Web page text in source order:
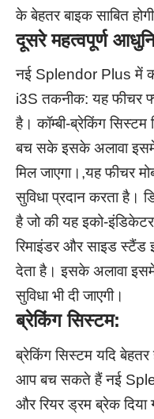
के बेहतर बाइक साबित
दूसरे महत्वपूर्ण
नई Splendor Plus में
i3S तकनीक: यह फीचर
है। कॉम्बी-ब्रेकिंग सिस्टम
बच सके इसके अलावा
मिल जाएगा।,यह फीचर
सुविधा प्रदान करता है।
है जो की यह इको-
रिमाइंडर और साइड स्टैंड
देता है। इसके अलावा
सुविधा भी दी जाएगी।
ब्रेकिंग सिस्टम:
ब्रेकिंग सिस्टम यदि
आप बच सकते हैं नई
और रियर ड्रम ब्रेक